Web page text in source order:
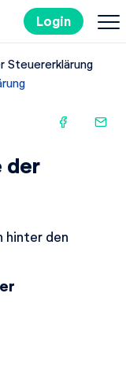
Login
Steuererklärung
der
hinter den